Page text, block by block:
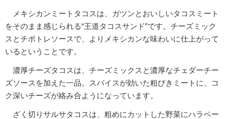
メキシカンミートタコスは、ガツンとおいしいタコスミート
をそのまま感じられる“王道タコスサンド”です。チーズミック
スとチポトレソースで、よりメキシカンな味わいに仕上がって
いるということです。
濃厚チーズタコスは、チーズミックスと濃厚なチェダーチー
ズソースを加えた一品。スパイスが効いた粗びきミートに、コ
ク深いチーズが絡み合ようになっています。
ざく切りサルサタコスは、粗めにカットした野菜にハラペー